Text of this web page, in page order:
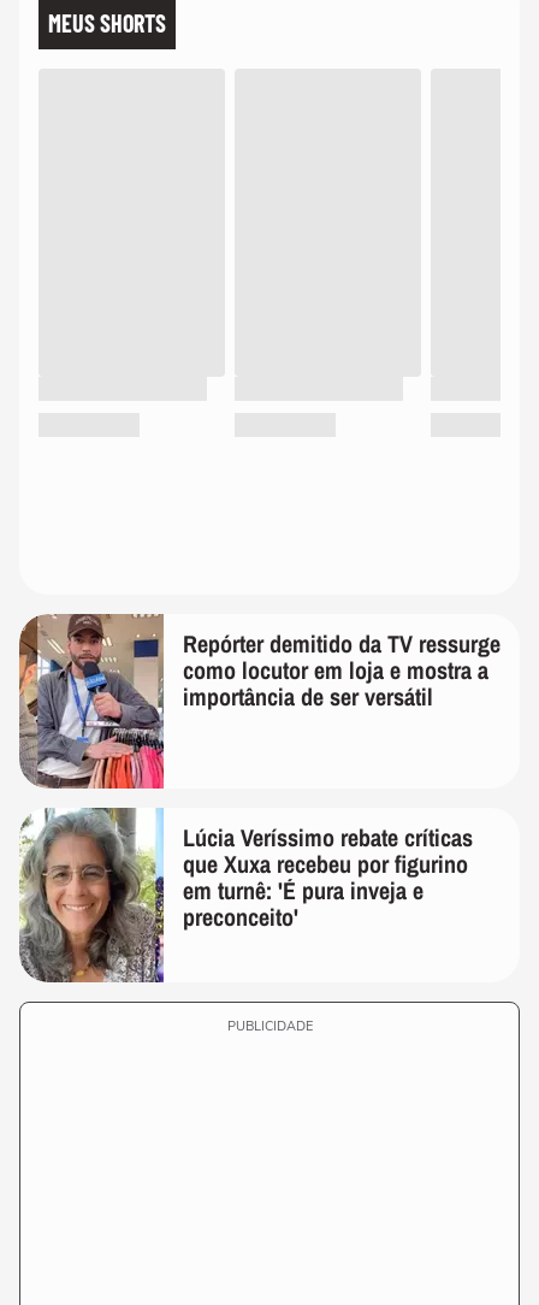
MEUS SHORTS
Repórter demitido da TV ressurge
como locutor em loja e mostra a
importância de ser versátil
Lúcia Veríssimo rebate críticas
que Xuxa recebeu por figurino
em turnê: 'É pura inveja e
preconceito'
PUBLICIDADE